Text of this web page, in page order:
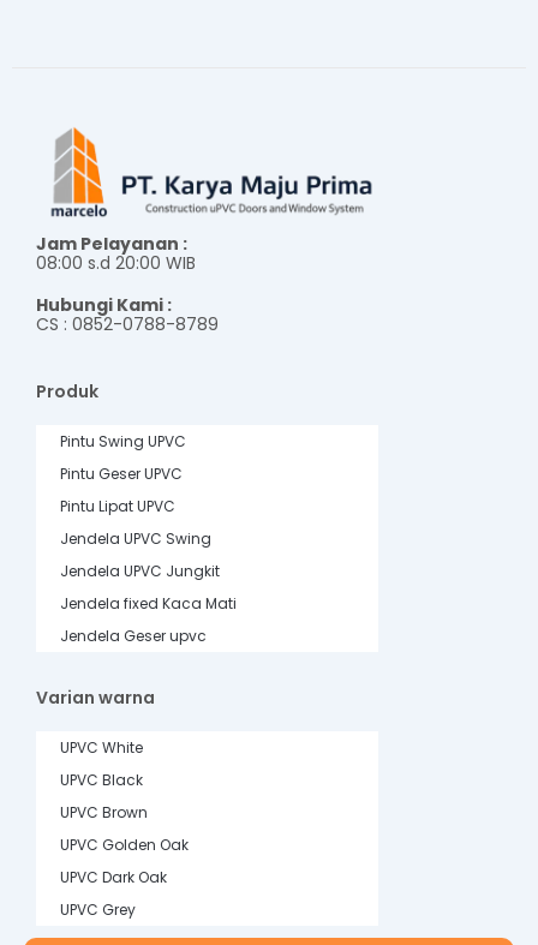
Jam Pelayanan :
08:00 s.d 20:00 WIB
Hubungi Kami :
CS : 0852-0788-8789
Produk
Pintu Swing UPVC
Pintu Geser UPVC
Pintu Lipat UPVC
Jendela UPVC Swing
Jendela UPVC Jungkit
Jendela fixed Kaca Mati
Jendela Geser upvc
Varian warna
UPVC White
UPVC Black
UPVC Brown
UPVC Golden Oak
UPVC Dark Oak
UPVC Grey